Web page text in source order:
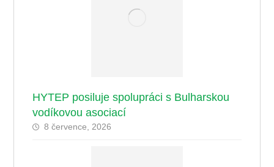
HYTEP posiluje spolupráci s Bulharskou
vodíkovou asociací
8 července, 2026